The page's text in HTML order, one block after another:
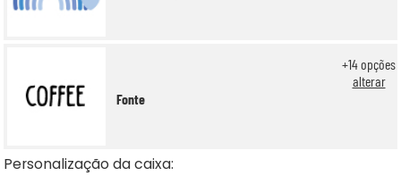
Fonte
+14opções
alterar
Personalização da caixa: